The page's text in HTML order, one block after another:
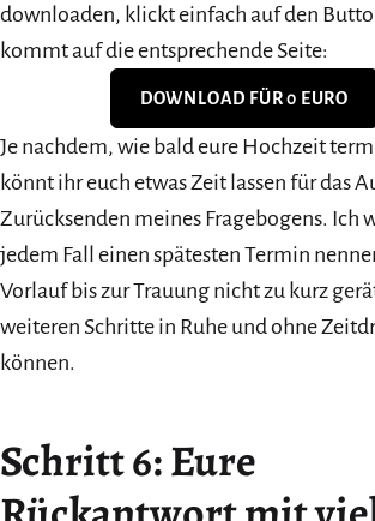
downloaden, klickt einfach auf den
kommt auf die entsprechende Seite:
DOWNLOAD FÜR 0 EURO
Je nachdem, wie bald eure Hochzeit
könnt ihr euch etwas Zeit lassen für das
Zurücksenden meines Fragebogens. Ich
jedem Fall einen spätesten Termin
Vorlauf bis zur Trauung nicht zu kurz
weiteren Schritte in Ruhe und ohne
können.
Schritt 6: Eure